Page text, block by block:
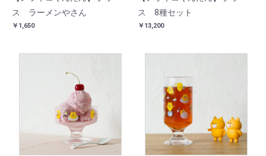
ス ラーメンやさん
￥1,650
ス 8種セット
￥13,200